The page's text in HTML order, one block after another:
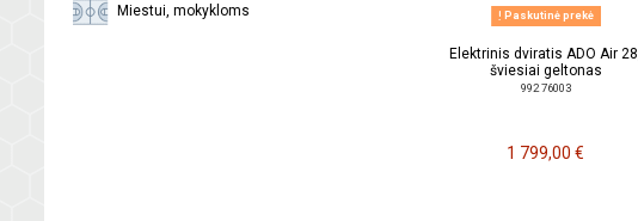
Paskutinė prekė
Elektrinis dviratis ADO Air 28,
šviesiai geltonas
992 76003
1 799,00 €
Miestui, mokykloms